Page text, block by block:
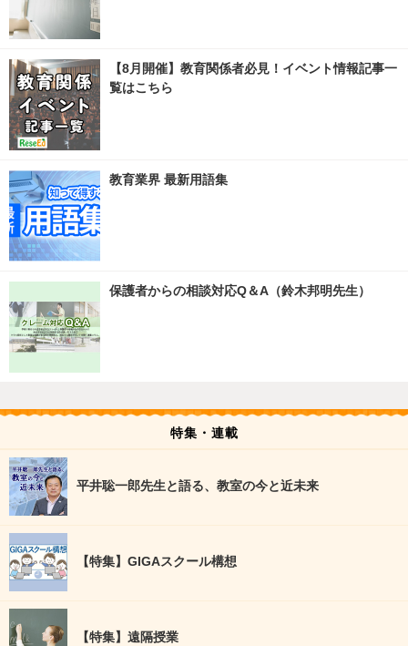
【8月開催】教育関係者必見！イベント情報記事一
覧はこちら
教育業界 最新用語集
保護者からの相談対応Q＆A（鈴木邦明先生）
特集・連載
平井聡一郎先生と語る、教室の今と近未来
【特集】GIGAスクール構想
【特集】遠隔授業